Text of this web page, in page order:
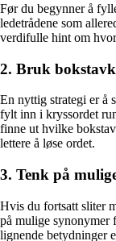
Før du begynner å
ledetrådene som
verdifulle hint om
2. Bruk
En nyttig strategi er å
fylt inn i kryssordet
finne ut hvilke
lettere å løse ordet.
3. Tenk på
Hvis du fortsatt sliter
på mulige synonymer
lignende betydninger